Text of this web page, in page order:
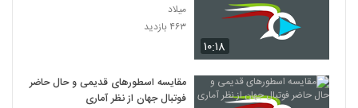
۱۰:۱۸
میلاد
۴۶۳ بازدید
مقایسه اسطورهای قدیمی و حال حاضر
فوتبال جهان از نظر آماری